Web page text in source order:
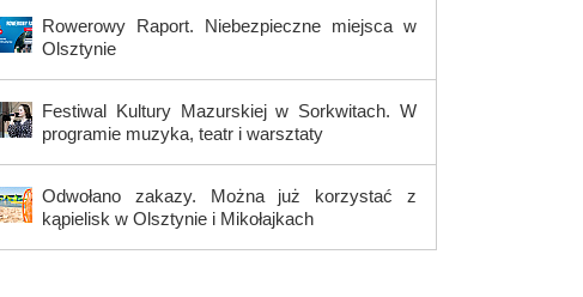
Rowerowy Raport. Niebezpieczne miejsca w
Olsztynie
Festiwal Kultury Mazurskiej w Sorkwitach. W
programie muzyka, teatr i warsztaty
Odwołano zakazy. Można już korzystać z
kąpielisk w Olsztynie i Mikołajkach